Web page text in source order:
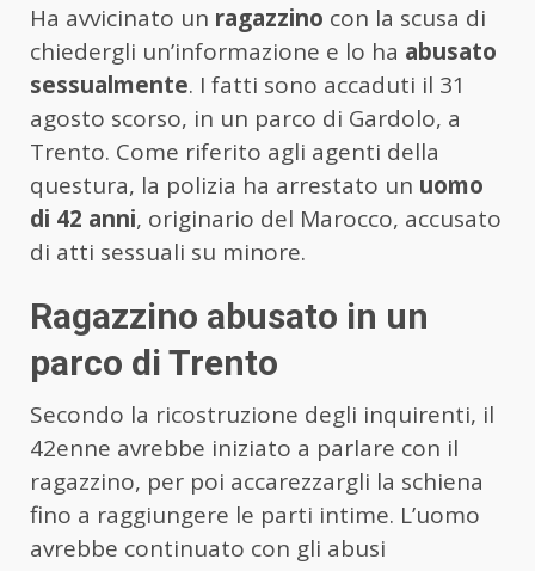
Ha avvicinato un ragazzino con la scusa di
chiedergli un’informazione e lo ha abusato
sessualmente. I fatti sono accaduti il 31
agosto scorso, in un parco di Gardolo, a
Trento. Come riferito agli agenti della
questura, la polizia ha arrestato un uomo
di 42 anni, originario del Marocco, accusato
di atti sessuali su minore.
Ragazzino abusato in un
parco di Trento
Secondo la ricostruzione degli inquirenti, il
42enne avrebbe iniziato a parlare con il
ragazzino, per poi accarezzargli la schiena
fino a raggiungere le parti intime. L’uomo
avrebbe continuato con gli abusi